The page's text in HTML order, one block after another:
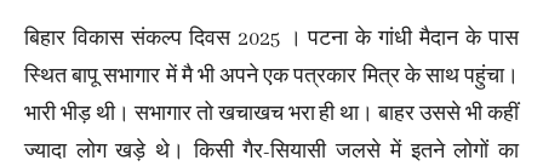
बिहार विकास संकल्प दिवस 2025 । पटना के गांधी मैदान के पास
स्थित बापू सभागार में मै भी अपने एक पत्रकार मित्र के साथ पहुंचा।
भारी भीड़ थी। सभागार तो खचाखच भरा ही था। बाहर उससे भी कहीं
ज्यादा लोग खड़े थे। किसी गैर-सियासी जलसे में इतने लोगों का